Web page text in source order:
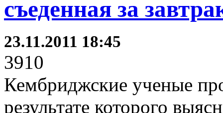
съеденная за
23.11.2011 18:45
3910
Кембриджские ученые
результате которого